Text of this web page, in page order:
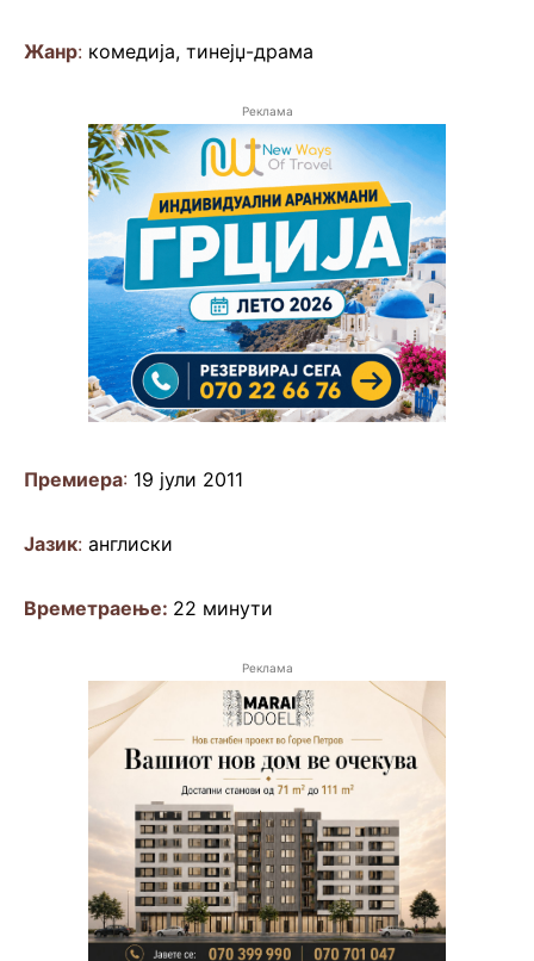
Жанр: комедија, тинејџ-драма
Реклама
Премиера: 19 јули 2011
Јазик: англиски
Времетраење: 22 минути
Реклама